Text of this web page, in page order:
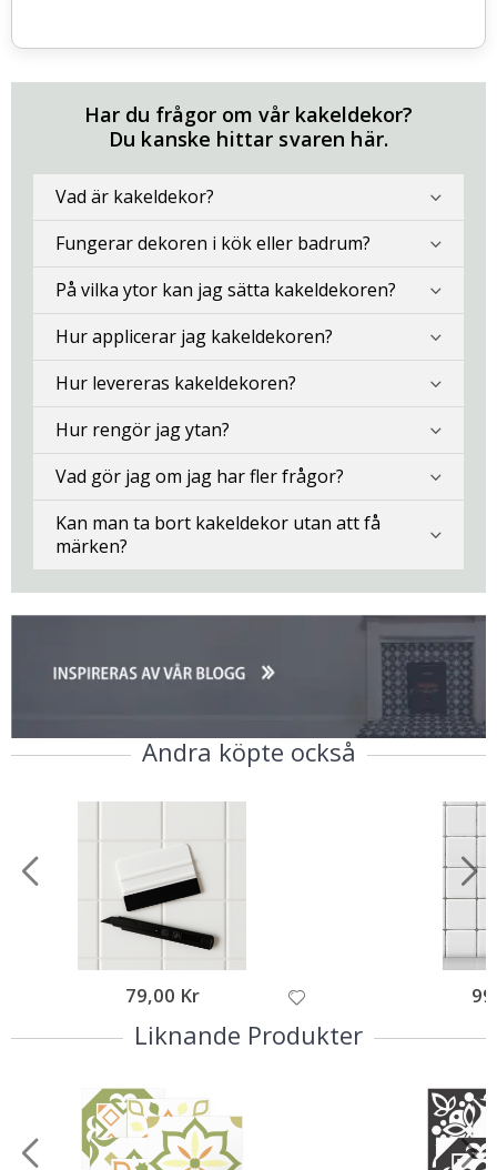
Har du frågor om vår kakeldekor?
Du kanske hittar svaren här.
Vad är kakeldekor?
Fungerar dekoren i kök eller badrum?
På vilka ytor kan jag sätta kakeldekoren?
Hur applicerar jag kakeldekoren?
Hur levereras kakeldekoren?
Hur rengör jag ytan?
Vad gör jag om jag har fler frågor?
Kan man ta bort kakeldekor utan att få
märken?
Andra köpte också
79,00 Kr
Liknande Produkter